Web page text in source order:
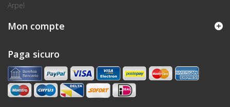
Arpel
Mon compte
Paga sicuro